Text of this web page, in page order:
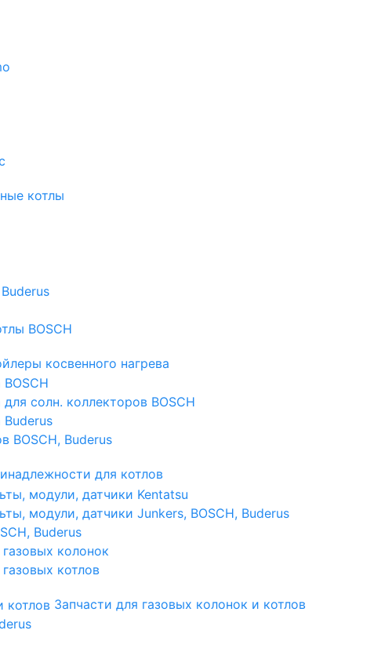
котлы
BOSCH
косвенного нагрева
солн. коллекторов BOSCH
Buderus
BOSCH, Buderus
для котлов
модули, датчики Kentatsu
модули, датчики Junkers, BOSCH, Buderus
Buderus
колонок
котлов
Запчасти для газовых колонок и котлов